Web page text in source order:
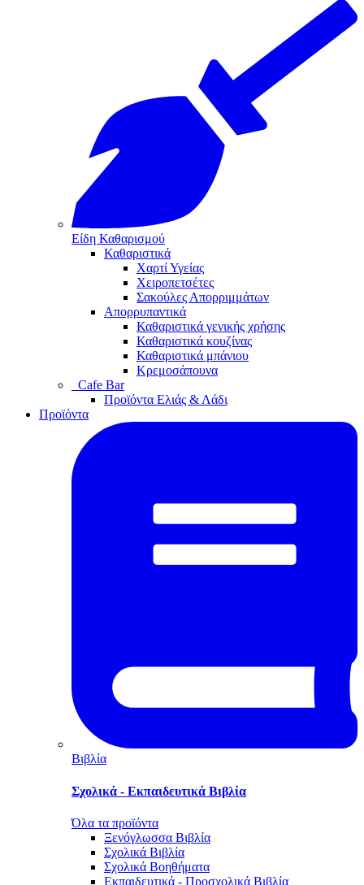
Είδη Καθαρισμού
Καθαριστικά
Χαρτί Υγείας
Χειροπετσέτες
Σακούλες Απορριμμάτων
Απορρυπαντικά
Καθαριστικά γενικής χρήσης
Καθαριστικά κουζίνας
Καθαριστικά μπάνιου
Κρεμοσάπουνα
Cafe Bar
Προϊόντα Ελιάς & Λάδι
Προϊόντα
Βιβλία
Σχολικά - Εκπαιδευτικά Βιβλία
Όλα τα προϊόντα
Ξενόγλωσσα Βιβλία
Σχολικά Βιβλία
Σχολικά Βοηθήματα
Εκπαιδευτικά - Προσχολικά Βιβλία